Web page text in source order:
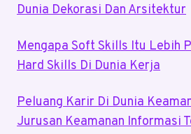
Dunia Dekorasi Dan Arsitektur
Mengapa Soft Skills Itu Lebih
Hard Skills Di Dunia Kerja
Peluang Karir Di Dunia
Jurusan Keamanan Informasi